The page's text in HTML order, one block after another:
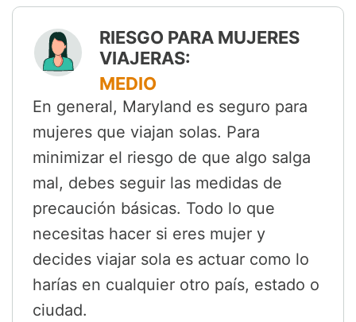
RIESGO PARA MUJERES
VIAJERAS:
MEDIO
En general, Maryland es seguro para
mujeres que viajan solas. Para
minimizar el riesgo de que algo salga
mal, debes seguir las medidas de
precaución básicas. Todo lo que
necesitas hacer si eres mujer y
decides viajar sola es actuar como lo
harías en cualquier otro país, estado o
ciudad.